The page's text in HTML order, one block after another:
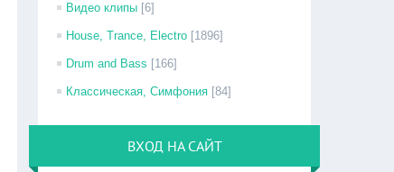
Видео клипы [6]
House, Trance, Electro [1896]
Drum and Bass [166]
Классическая, Симфония [84]
ВХОД НА САЙТ